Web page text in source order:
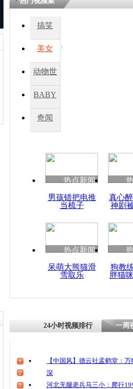
搞笑
美女
动物世
BABY
秀
奇闻
热点新闻
男孩错把电推
当梳子
真心
神剧
热点新闻
呆萌大熊猫滑
雪取乐
狗教
胖猫
24小时视频排行 一周
【中国风】德云社孟鹤堂：
深
河北无腿老兵马三小：爬行